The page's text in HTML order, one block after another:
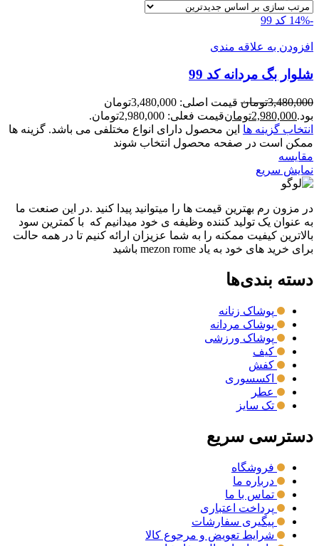
-14% کد 99
افزودن به علاقه مندی
شلوار بگ مردانه کد 99
3,480,000تومان
قیمت اصلی: 3,480,000تومان
بود.2,980,000تومانقیمت فعلی: 2,980,000تومان.
انتخاب گزینه ها این محصول دارای انواع مختلفی می باشد. گزینه ها
ممکن است در صفحه محصول انتخاب شوند
مقايسه
نمایش سریع
در مزون رم بهترین قیمت ها را میتوانید پیدا کنید .در این صنعت ما
به عنوان یک تولید کننده وظیفه ی خود میدانیم که با کمترین سود
بالاترین کیفیت ممکنه را به شما عزیزان ارائه کنیم تا در همه حالت
برای خرید های خود به یاد mezon rome باشید
دسته بندی‌ها
پوشاک زنانه
پوشاک مردانه
پوشاک ورزشی
کیف
کفش
اکسسوری
عطر
تک سایز
دسترسی سریع
فروشگاه
درباره ما
تماس با ما
پرداخت اعتباری
پیگیری سفارشات
شرایط تعویض و مرجوع کالا